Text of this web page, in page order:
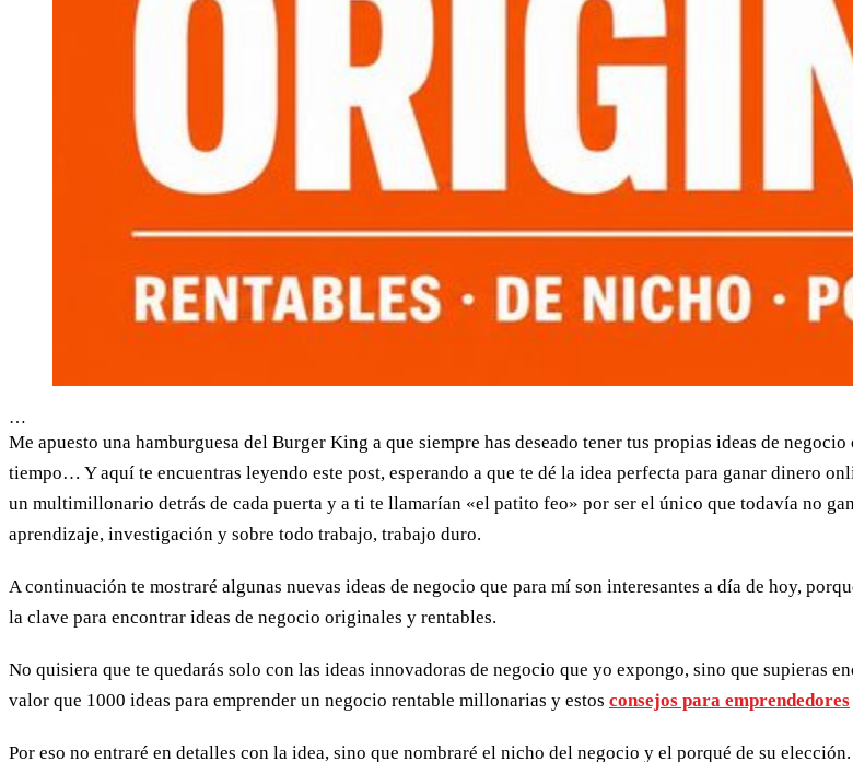
…
Me apuesto una hamburguesa del Burger King a que siempre has deseado tener tus propias ideas de
tiempo… Y aquí te encuentras leyendo este post, esperando a que te dé la idea perfecta para ganar dinero
un multimillonario detrás de cada puerta y a ti te llamarían «el patito feo» por ser el único que todavía no
aprendizaje, investigación y sobre todo trabajo, trabajo duro.
A continuación te mostraré algunas nuevas ideas de negocio que para mí son interesantes a día de hoy,
la clave para encontrar ideas de negocio originales y rentables.
No quisiera que te quedarás solo con las ideas innovadoras de negocio que yo expongo, sino que supieras
valor que 1000 ideas para emprender un negocio rentable millonarias y estos consejos para emprendedores
Por eso no entraré en detalles con la idea, sino que nombraré el nicho del negocio y el porqué de su